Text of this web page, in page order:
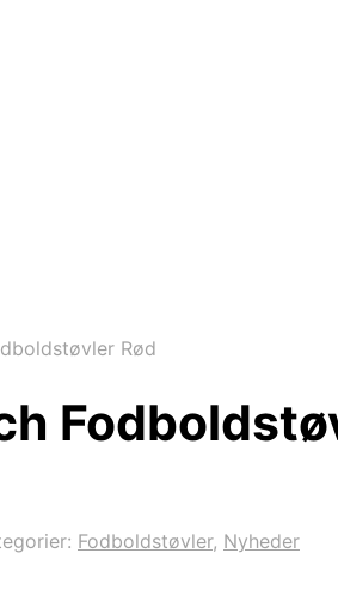
Rød
Fodboldstøvler, Nyheder